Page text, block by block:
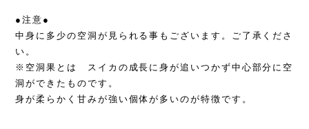
●注意●
中身に多少の空洞が見られる事もございます。ご了承くださ
い。
※空洞果とは スイカの成長に身が追いつかず中心部分に空
洞ができたものです。
身が柔らかく甘みが強い個体が多いのが特徴です。